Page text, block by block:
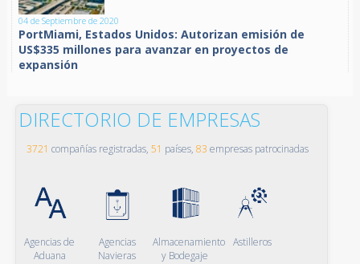
04 de Septiembre de 2020
PortMiami, Estados Unidos: Autorizan emisión de
US$335 millones para avanzar en proyectos de
expansión
DIRECTORIO DE EMPRESAS
3721 compañías registradas, 51 países, 83 empresas patrocinadas
Agencias de
Aduana
Agencias
Navieras
Almacenamiento
y Bodegaje
Astilleros